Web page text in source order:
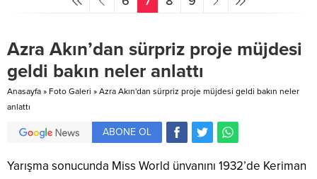
Azra Akın’dan sürpriz proje müjdesi
geldi bakın neler anlattı
Anasayfa » Foto Galeri » Azra Akın'dan sürpriz proje müjdesi geldi bakın neler
anlattı
ABONE OL
Yarışma sonucunda Miss World ünvanını 1932’de Keriman